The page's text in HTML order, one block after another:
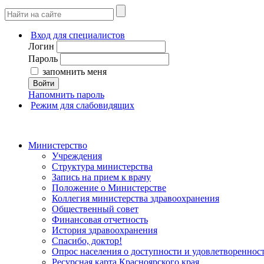
Вход для специалистов
Логин
Пароль
запомнить меня
Войти
Напомнить пароль
Режим для слабовидящих
Министерство
Учреждения
Структура министерства
Запись на прием к врачу
Положение о Министерстве
Коллегия министерства здравоохранения
Общественный совет
Финансовая отчетность
История здравоохранения
Спасибо, доктор!
Опрос населения о доступности и
Ресурсная карта Красноярского края